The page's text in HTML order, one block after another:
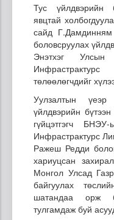
Тус үйлдвэрийн
явцтай
сайд
боловсруулах
Энэтхэг
төлөөлөгчдийг
Уулзалтын
үйлдвэрийн
гүйцэтгэгч
Инфрастрактурс
Ражеш Редди
хариуцсан
Монгол Улсад
байгуулах
шатандаа орж
тулгамдаж буй